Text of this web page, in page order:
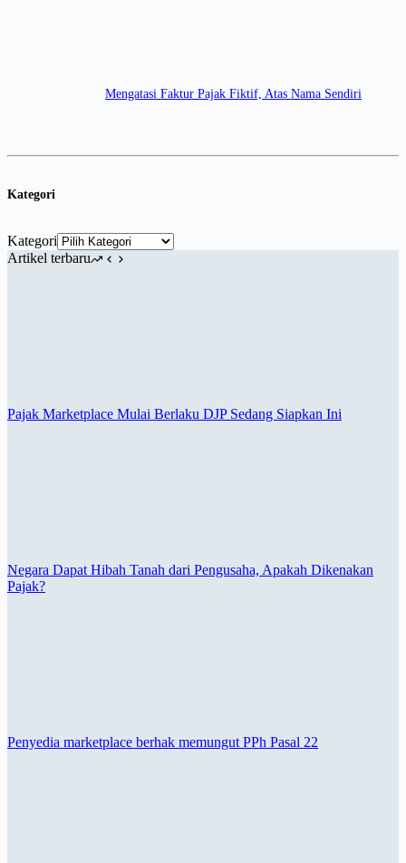
Mengatasi Faktur Pajak Fiktif, Atas Nama Sendiri
Kategori
Kategori
Artikel terbaru
Pajak Marketplace Mulai Berlaku DJP Sedang Siapkan Ini
Negara Dapat Hibah Tanah dari Pengusaha, Apakah Dikenakan
Pajak?
Penyedia marketplace berhak memungut PPh Pasal 22